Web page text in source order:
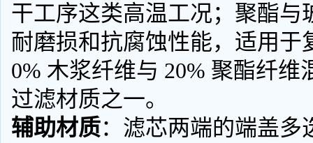
干工序这类高温工况；聚酯
耐磨损和抗腐蚀性能，适用
0% 木浆纤维与 20% 聚酯纤维
过滤材质之一。
辅助材质：滤芯两端的端盖多